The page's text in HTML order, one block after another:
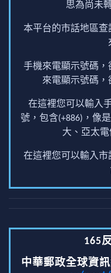
思為尚未
本平台的市話地區查
手機來電顯示號碼
來電顯示號碼，
在這裡您可以輸入
號，包含(+886)，像
大、亞太電
在這裡您可以輸入
165
中華郵政全球資訊